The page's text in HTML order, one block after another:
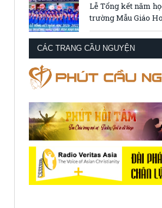
Lễ Tổng kết năm
trường Mẫu Giáo
CÁC TRANG CẦU NGUYỆN